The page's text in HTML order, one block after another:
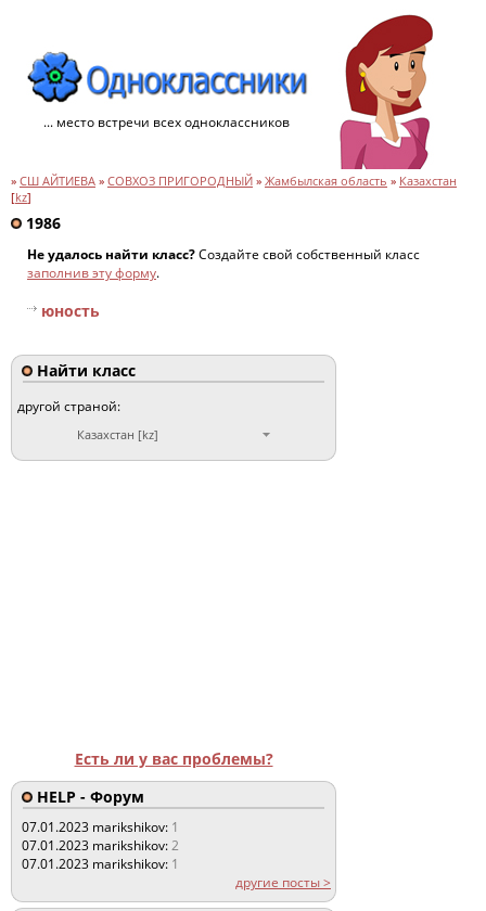
... место встречи всех одноклассников
» СШ АЙТИЕВА » СОВХОЗ ПРИГОРОДНЫЙ » Жамбылская область » Казахстан
[kz]
1986
Не удалось найти класс?Создайте свой собственный класс
заполнив эту форму.
юность
Найти класс
другой страной:
Казахстан [kz]
Есть ли у вас проблемы?
HELP - Форум
07.01.2023 marikshikov: 1
07.01.2023 marikshikov:2
07.01.2023 marikshikov: 1
другие посты >